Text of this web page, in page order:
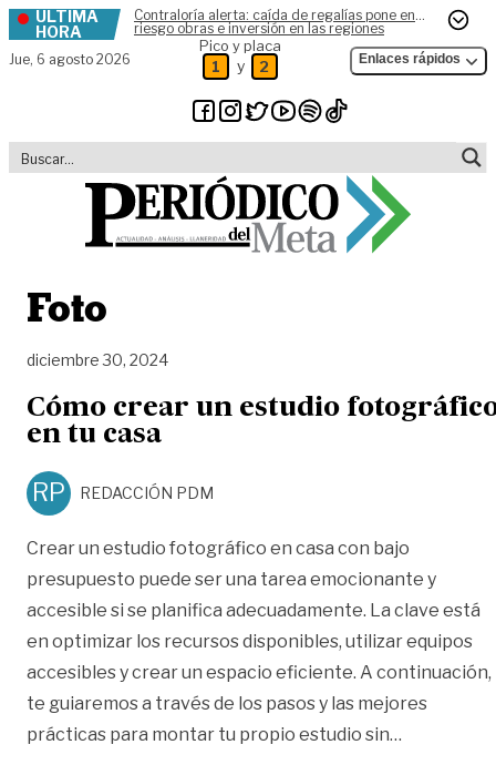
Skip to content
ÚLTIMA
HORA
Contraloría alerta: caída de regalías pone en
riesgo obras e inversión en las regiones
Jue, 6 agosto 2026
Pico y placa
1 y 2 Enlaces rápidos
Foto
diciembre 30, 2024
Cómo crear un estudio
en tu casa
RP REDACCIÓN PDM
Crear un estudio fotográfico en casa con bajo
presupuesto puede ser una tarea emocionante y
accesible si se planifica adecuadamente. La clave está
en optimizar los recursos disponibles, utilizar equipos
accesibles y crear un espacio eficiente. A continuación,
te guiaremos a través de los pasos y las mejores
prácticas para montar tu propio estudio sin…